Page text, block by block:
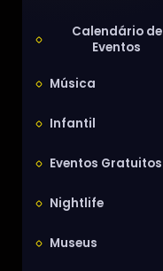
Calendário de
Eventos
Música
Infantil
Eventos Gratuitos
Nightlife
Museus